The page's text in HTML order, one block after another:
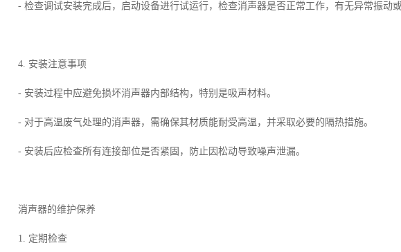
- 检查调试安装完成后，启动设备进行试运行，检查消声器是否正常工作，有无异常振动
4. 安装注意事项
- 安装过程中应避免损坏消声器内部结构，特别是吸声材料。
- 对于高温废气处理的消声器，需确保其材质能耐受高温，并采取必要的隔热措施。
- 安装后应检查所有连接部位是否紧固，防止因松动导致噪声泄漏。
消声器的维护保养
1. 定期检查